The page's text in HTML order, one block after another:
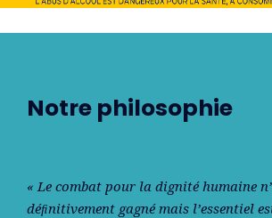
Notre philosophie
« Le combat pour la dignité humaine
déﬁnitivement gagné mais l’essentiel